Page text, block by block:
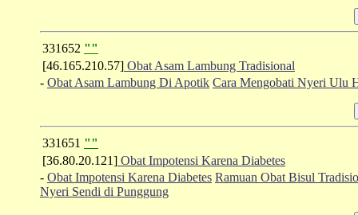
331652 ""
[46.165.210.57] Obat Asam Lambung Tradisional
- Obat Asam Lambung Di Apotik Cara Mengobati Nyeri Ulu
331651 ""
[36.80.20.121] Obat Impotensi Karena Diabetes
- Obat Impotensi Karena Diabetes Ramuan Obat Bisul
Nyeri Sendi di Punggung